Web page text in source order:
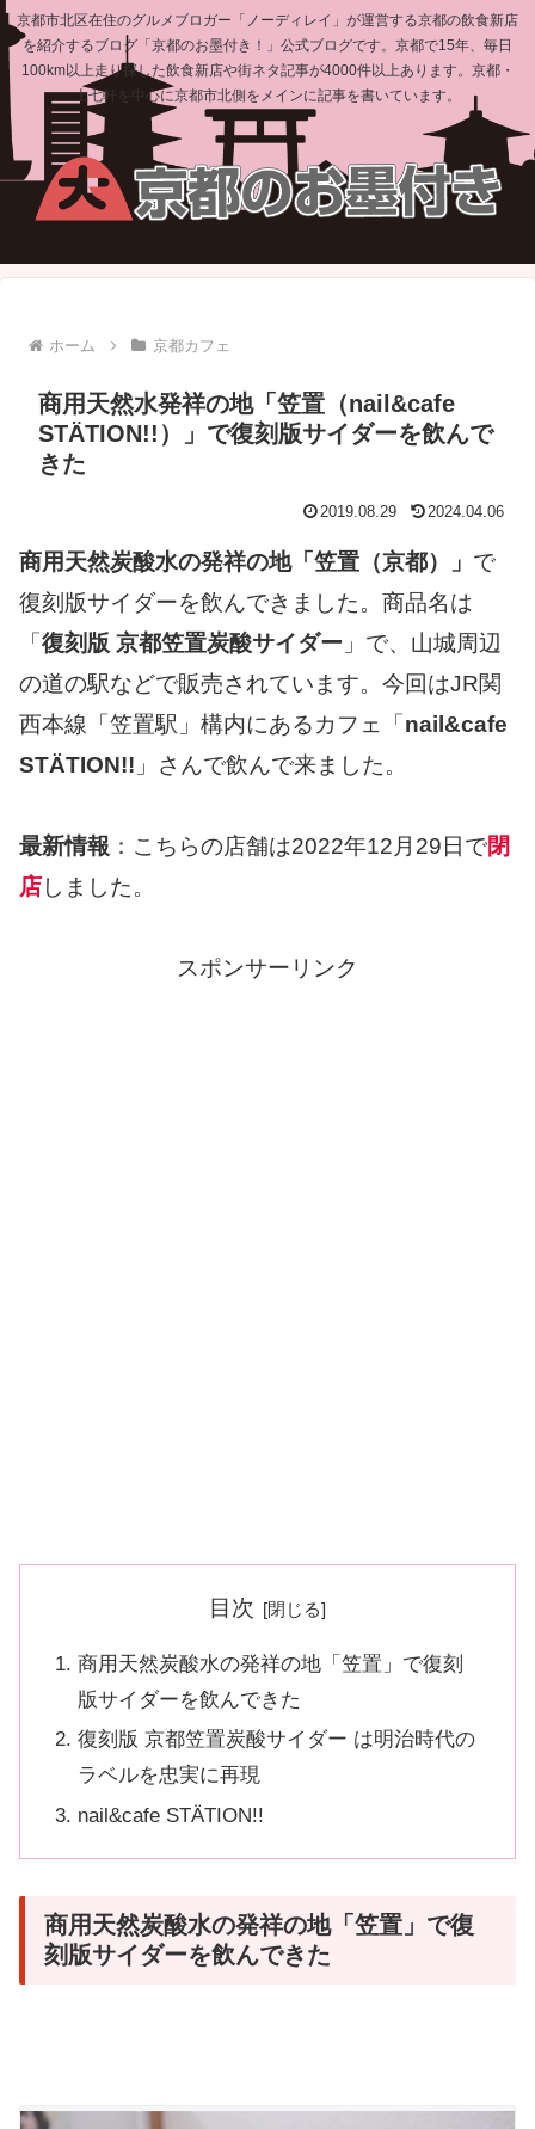
京都市北区在住のグルメブロガー「ノーディレイ」が運営する京都の飲食新店
を紹介するブログ「京都のお墨付き！」公式ブログです。京都で15年、毎日
100km以上走り探した飲食新店や街ネタ記事が4000件以上あります。京都・
上七軒を中心に京都市北側をメインに記事を書いています。
ホーム 京都カフェ
商用天然水発祥の地「笠置（nail&cafe
STÄTION!!）」で復刻版サイダーを飲んで
きた
2019.08.29 2024.04.06
商用天然炭酸水の発祥の地「笠置（京都）」 で
復刻版サイダーを飲んできました。商品名は
「 復刻版 京都笠置炭酸サイダー 」で、山城周辺
の道の駅などで販売されています。今回はJR関
西本線「笠置駅」構内にあるカフェ「 nail&cafe
STÄTION!! 」さんで飲んで来ました。
最新情報 ：こちらの店舗は2022年12月29日で閉
店しました。
スポンサーリンク
目次
商用天然炭酸水の発祥の地「笠置」で復刻
版サイダーを飲んできた
復刻版 京都笠置炭酸サイダー は明治時代の
ラベルを忠実に再現
nail&cafe STÄTION!!
商用天然炭酸水の発祥の地「笠置」で復
刻版サイダーを飲んできた